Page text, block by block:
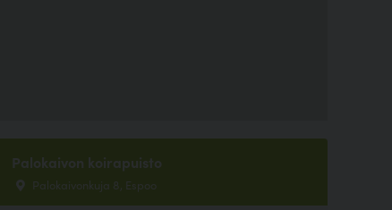
Palokaivon koirapuisto
Palokaivonkuja 8, Espoo